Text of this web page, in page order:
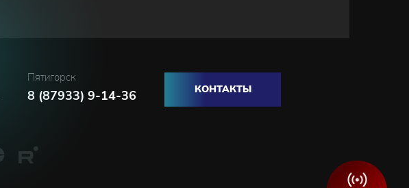
Пятигорск
8 (87933) 9-14-36 КОНТАКТЫ